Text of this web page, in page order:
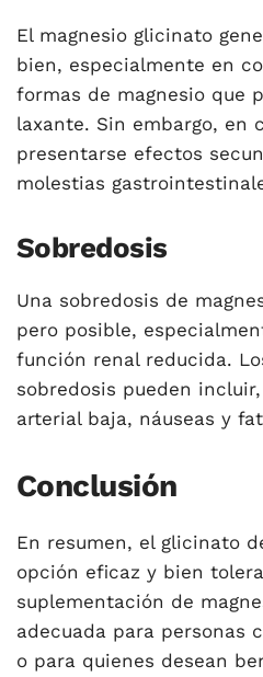
El magnesio glicinato
bien, especialmente en
formas de magnesio que
laxante. Sin embargo, en
presentarse efectos
molestias
Sobredosis
Una sobredosis de
pero posible,
función renal reducida.
sobredosis pueden
arterial baja, náuseas y
Conclusión
En resumen, el glicinato
opción eficaz y bien
suplementación de
adecuada para personas
o para quienes desean